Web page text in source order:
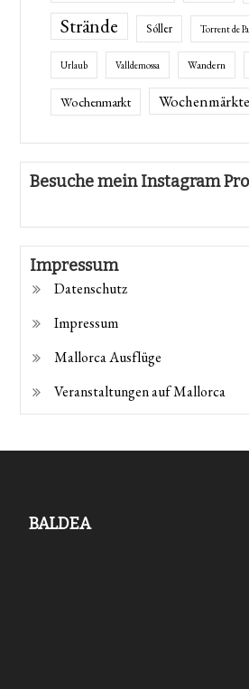
Strände Sóller Torrent de
Urlaub Valldemossa Wandern
Wochenmarkt Wochenmärkte
Besuche mein Instagram
Impressum
Datenschutz
Impressum
Mallorca Ausflüge
Veranstaltungen auf Mallorca
BALDEA